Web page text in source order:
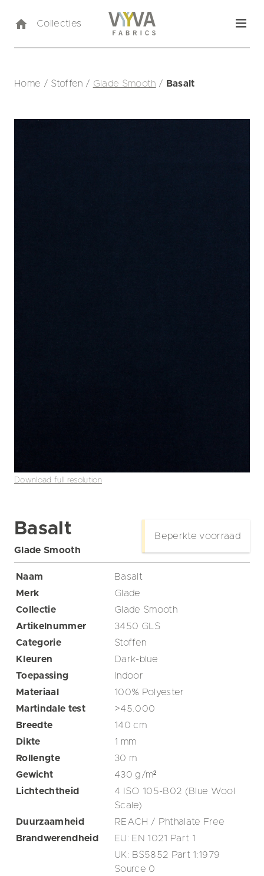
Collecties
Home / Stoffen / Glade Smooth / Basalt
Download full resolution
Basalt
Glade Smooth
Beperkte voorraad
Naam
Basalt
Merk
Glade
Collectie
Glade Smooth
Artikelnummer
3450 GLS
Categorie
Stoffen
Kleuren
Dark-blue
Toepassing
Indoor
Materiaal
100% Polyester
Martindale test
>45.000
Breedte
140cm
Dikte
1 mm
Rollengte
30 m
Gewicht
430g/m²
Lichtechtheid
4 ISO 105-B02 (Blue Wool
Scale)
Duurzaamheid
REACH / Phthalate Free
Brandwerendheid
EU: EN 1021 Part 1
UK: BS5852 Part 1:1979
Source 0